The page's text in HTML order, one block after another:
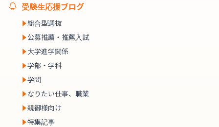
受験生応援ブログ
総合型選抜
公募推薦・推薦入試
大学進学関係
学部・学科
学問
なりたい仕事、職業
親御様向け
特集記事